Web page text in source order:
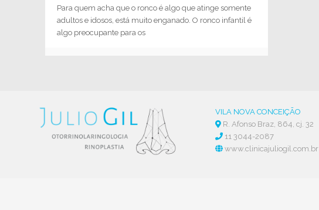
Para quem acha que o ronco é algo que atinge somente
adultos e idosos, está muito enganado. O ronco infantil é
algo preocupante para os
VILA NOVA CONCEIÇÃO
R. Afonso Braz, 864, cj. 32
11 3044-2087
www.clinicajuliogil.com.br